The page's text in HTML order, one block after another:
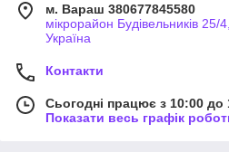
м. Вараш 380677845580
мікрорайон Будівельників
Україна
Контакти
Сьогодні працює з 10:00 до
Показати весь графік